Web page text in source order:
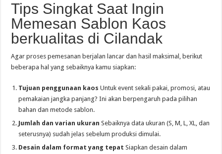
Tips Singkat Saat Ingin
Memesan Sablon Kaos
berkualitas di Cilandak
Agar proses pemesanan berjalan lancar dan hasil maksimal, berikut
beberapa hal yang sebaiknya kamu siapkan:
Tujuan penggunaan kaos Untuk event sekali pakai, promosi, atau
pemakaian jangka panjang? Ini akan berpengaruh pada pilihan
bahan dan metode sablon.
Jumlah dan varian ukuran Sebaiknya data ukuran (S, M, L, XL, dan
seterusnya) sudah jelas sebelum produksi dimulai.
Desain dalam format yang tepat Siapkan desain dalam